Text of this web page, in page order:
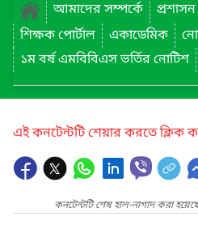
আমাদের সম্পর্কে
শিক্ষক পোর্টাল
একাডেমিক
১ম বর্ষ এমবিবিএস ভর্তির নোটিশ
এই কনটেন্টটি শেয়ার করতে ক্লিক
কনটেন্টটি শেষ হাল-নাগাদ করা